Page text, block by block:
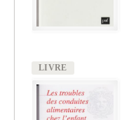
LIVRE
Image